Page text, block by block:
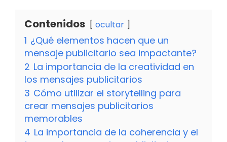
Contenidos ocultar
1 ¿Qué elementos hacen que un
mensaje publicitario sea impactante?
2 La importancia de la creatividad en
los mensajes publicitarios
3 Cómo utilizar el storytelling para
crear mensajes publicitarios
memorables
4 La importancia de la coherencia y el